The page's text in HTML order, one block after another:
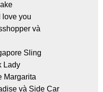
love you
và
Sling
Lady
Margarita
và Side Car